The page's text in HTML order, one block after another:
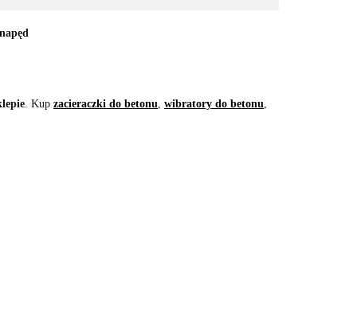
. Kup zacieraczki do betonu, wibratory do betonu,